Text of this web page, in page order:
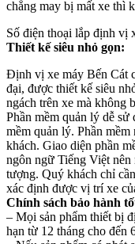
chẳng may bị mất xe thì
Số điện thoại lắp định vị
Thiết kế siêu nhỏ gọn:
Định vị xe máy Bến Cát
đại, được thiết kế siêu
ngách trên xe mà không
Phần mềm quản lý dễ
mềm quản lý. Phần
khách. Giao diện phần
ngôn ngữ Tiếng Việt
tượng. Quý khách chỉ
xác định được vị trí xe
Chính sách bảo hành
– Mọi sản phẩm thiết bị
hạn từ 12 tháng cho đến